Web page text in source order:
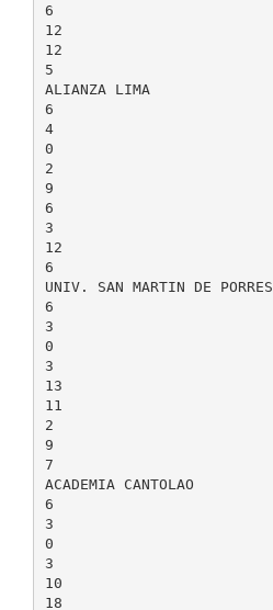
6
12
12
5
ALIANZA LIMA
6
4
0
2
9
6
3
12
6
UNIV. SAN MARTIN DE PORRES
6
3
0
3
13
11
2
9
7
ACADEMIA CANTOLAO
6
3
0
3
10
18